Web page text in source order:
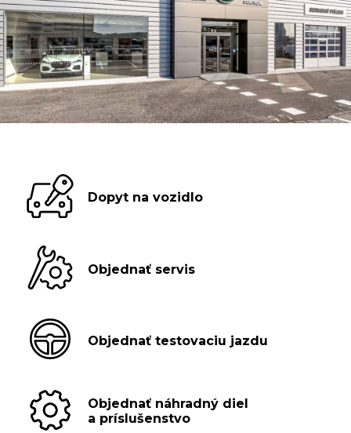
Dopyt na vozidlo
Objednať servis
Objednať testovaciu jazdu
Objednať náhradný diel
a príslušenstvo